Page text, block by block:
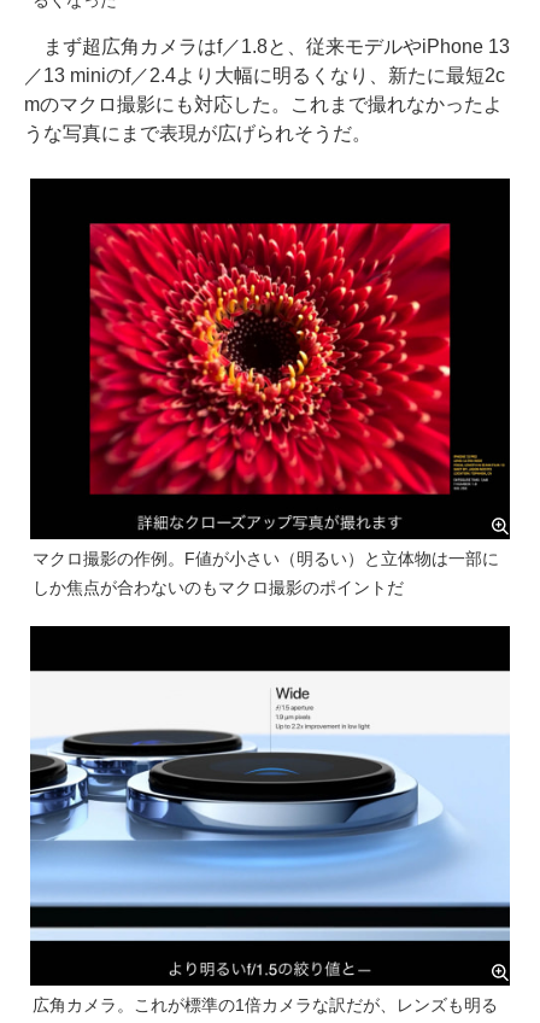
まず超広角カメラはf／1.8と、従来モデルやiPhone 13
／13 miniのf／2.4より大幅に明るくなり、新たに最短2c
mのマクロ撮影にも対応した。これまで撮れなかったよ
うな写真にまで表現が広げられそうだ。
マクロ撮影の作例。F値が小さい（明るい）と立体物は一部に
しか焦点が合わないのもマクロ撮影のポイントだ
広角カメラ。これが標準の1倍カメラな訳だが、レンズも明る